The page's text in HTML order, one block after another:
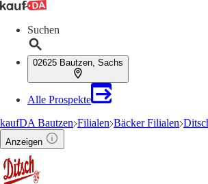
Suchen
02625 Bautzen, Sachs
Alle Prospekte
kaufDA Bautzen Filialen Bäcker Filialen
Anzeigen